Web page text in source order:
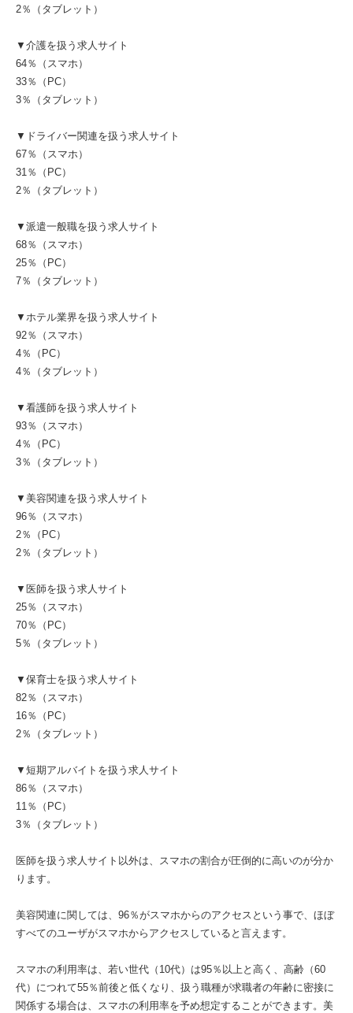
2％（タブレット）
▼介護を扱う求人サイト
64％（スマホ）
33％（PC）
3％（タブレット）
▼ドライバー関連を扱う求人サイト
67％（スマホ）
31％（PC）
2％（タブレット）
▼派遣一般職を扱う求人サイト
68％（スマホ）
25％（PC）
7％（タブレット）
▼ホテル業界を扱う求人サイト
92％（スマホ）
4％（PC）
4％（タブレット）
▼看護師を扱う求人サイト
93％（スマホ）
4％（PC）
3％（タブレット）
▼美容関連を扱う求人サイト
96％（スマホ）
2％（PC）
2％（タブレット）
▼医師を扱う求人サイト
25％（スマホ）
70％（PC）
5％（タブレット）
▼保育士を扱う求人サイト
82％（スマホ）
16％（PC）
2％（タブレット）
▼短期アルバイトを扱う求人サイト
86％（スマホ）
11％（PC）
3％（タブレット）
医師を扱う求人サイト以外は、スマホの割合が圧倒的に高いのが分か
ります。
美容関連に関しては、96％がスマホからのアクセスという事で、ほぼ
すべてのユーザがスマホからアクセスしていると言えます。
スマホの利用率は、若い世代（10代）は95％以上と高く、高齢（60
代）につれて55％前後と低くなり、扱う職種が求職者の年齢に密接に
関係する場合は、スマホの利用率を予め想定することができます。美